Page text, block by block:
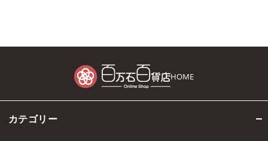
HOME
カテゴリー